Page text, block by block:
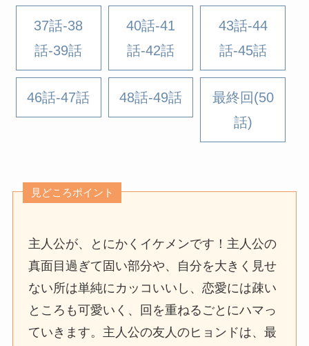
37話-38
話-39話
40話-41
話-42話
43話-44
話-45話
46話-47話 48話-49話
最終回(50
話)
見どころポイント
主人公が、とにかくイケメンです！主人公の
真面目過ぎて固い部分や、自分を大きく見せ
ない所は単純にカッコいいし、恋愛には疎い
ところも可愛いく、回を重ねるごとにハマっ
ていきます。主人公の友人のヒョンドは、最